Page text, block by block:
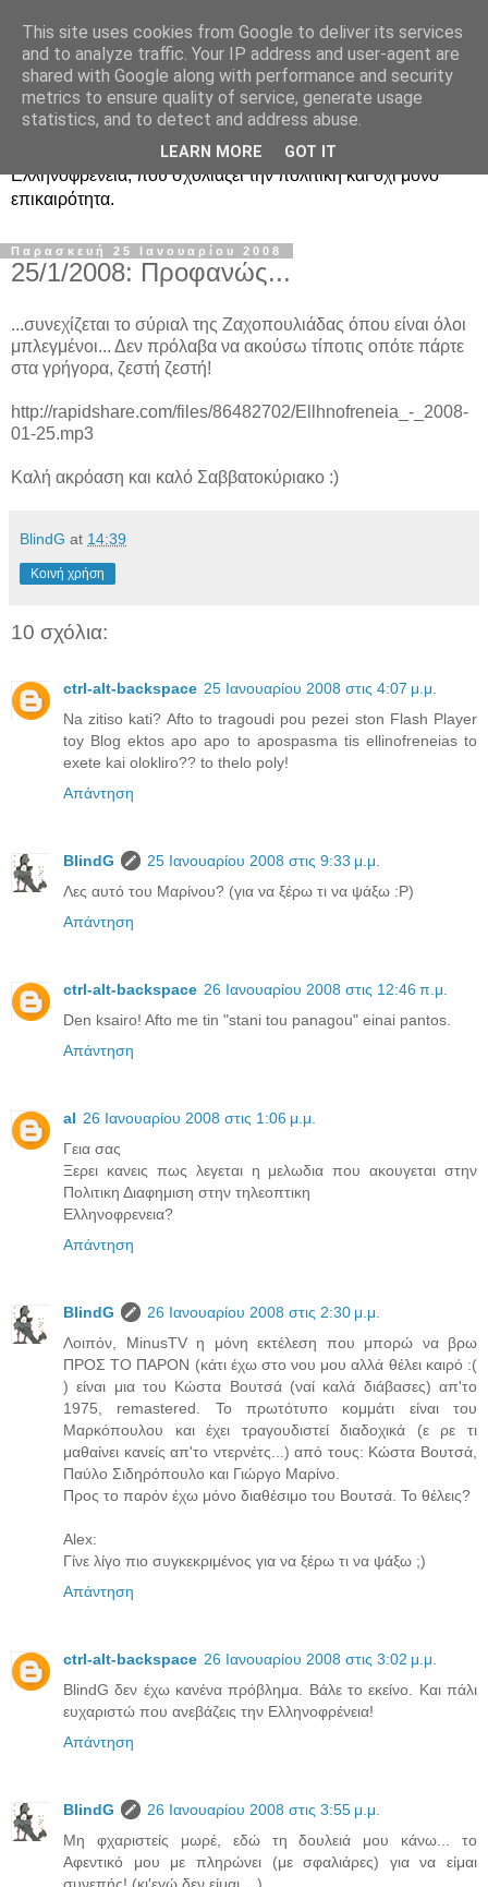
Ραδιοφωνική
Ελληνοφρένεια Unofficial
Η γνωστή ραδιοφωνική εκπομπή κατά κόσμον
Ελληνοφρένεια, που σχολιάζει την πολιτική και όχι μόνο
επικαιρότητα.
Παρασκευή 25 Ιανουαρίου 2008
25/1/2008: Προφανώς...
...συνεχίζεται το σύριαλ της Ζαχοπουλιάδας όπου είναι όλοι
μπλεγμένοι... Δεν πρόλαβα να ακούσω τίποτις οπότε πάρτε
στα γρήγορα, ζεστή ζεστή!
http://rapidshare.com/files/86482702/Ellhnofreneia_-_2008-
01-25.mp3
Καλή ακρόαση και καλό Σαββατοκύριακο :)
BlindG at 14:39
Κοινή χρήση
10 σχόλια:
ctrl-alt-backspace 25 Ιανουαρίου 2008 στις 4:07 μ.μ.
Na zitiso kati? Afto to tragoudi pou pezei ston Flash Player
toy Blog ektos apo apo to apospasma tis ellinofreneias to
exete kai olokliro?? to thelo poly!
Απάντηση
BlindG
25 Ιανουαρίου 2008 στις 9:33 μ.μ.
Λες αυτό του Μαρίνου? (για να ξέρω τι να ψάξω :P)
Απάντηση
ctrl-alt-backspace 26 Ιανουαρίου 2008 στις 12:46 π.μ.
Den ksairo! Afto me tin "stani tou panagou" einai pantos.
Απάντηση
al 26 Ιανουαρίου 2008 στις 1:06 μ.μ.
Γεια σας
Ξερει κανεις πως λεγεται η μελωδια που ακουγεται στην
Πολιτικη Διαφημιση στην τηλεοπτικη
Ελληνοφρενεια?
Απάντηση
BlindG
26 Ιανουαρίου 2008 στις 2:30 μ.μ.
Λοιπόν, MinusTV η μόνη εκτέλεση που μπορώ να βρω
ΠΡΟΣ ΤΟ ΠΑΡΟΝ (κάτι έχω στο νου μου αλλά θέλει καιρό :(
) είναι μια του Κώστα Βουτσά (ναί καλά διάβασες) απ'το
1975, remastered. Το πρωτότυπο κομμάτι είναι του
Μαρκόπουλου και έχει τραγουδιστεί διαδοχικά (ε ρε τι
μαθαίνει κανείς απ'το ντερνέτς...) από τους: Κώστα Βουτσά,
Παύλο Σιδηρόπουλο και Γιώργο Μαρίνο.
Προς το παρόν έχω μόνο διαθέσιμο του Βουτσά. Το θέλεις?
Alex:
Γίνε λίγο πιο συγκεκριμένος για να ξέρω τι να ψάξω ;)
Απάντηση
ctrl-alt-backspace 26 Ιανουαρίου 2008 στις 3:02 μ.μ.
BlindG δεν έχω κανένα πρόβλημα. Βάλε το εκείνο. Και πάλι
ευχαριστώ που ανεβάζεις την Ελληνοφρένεια!
Απάντηση
BlindG
26 Ιανουαρίου 2008 στις 3:55 μ.μ.
Μη φχαριστείς μωρέ, εδώ τη δουλειά μου κάνω... το
Αφεντικό μου με πληρώνει (με σφαλιάρες) για να είμαι
This site uses cookies from Google to deliver its services
and to analyze traffic. Your IP address and user-agent are
shared with Google along with performance and security
metrics to ensure quality of service, generate usage
statistics, and to detect and address abuse.
LEARN MORE GOT IT